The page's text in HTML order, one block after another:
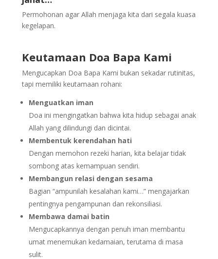
Permohonan agar Allah menjaga kita dari segala kuasa
kegelapan.
Keutamaan Doa Bapa Kami
Mengucapkan Doa Bapa Kami bukan sekadar rutinitas,
tapi memiliki keutamaan rohani:
Menguatkan iman
Doa ini mengingatkan bahwa kita hidup sebagai anak
Allah yang dilindungi dan dicintai.
Membentuk kerendahan hati
Dengan memohon rezeki harian, kita belajar tidak
sombong atas kemampuan sendiri.
Membangun relasi dengan sesama
Bagian “ampunilah kesalahan kami…” mengajarkan
pentingnya pengampunan dan rekonsiliasi.
Membawa damai batin
Mengucapkannya dengan penuh iman membantu
umat menemukan kedamaian, terutama di masa
sulit.